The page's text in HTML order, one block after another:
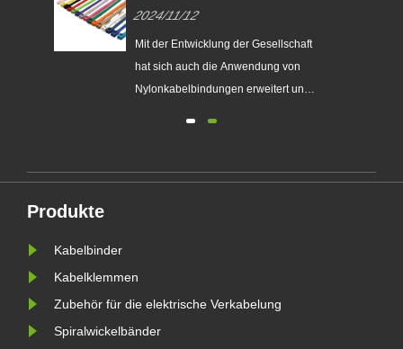
2024/11/12
Mit der Entwicklung der Gesellschaft
hat sich auch die Anwendung von
Nylonkabelbindungen erweitert und
Produkte
Kabelbinder
Kabelklemmen
Zubehör für die elektrische Verkabelung
Spiralwickelbänder